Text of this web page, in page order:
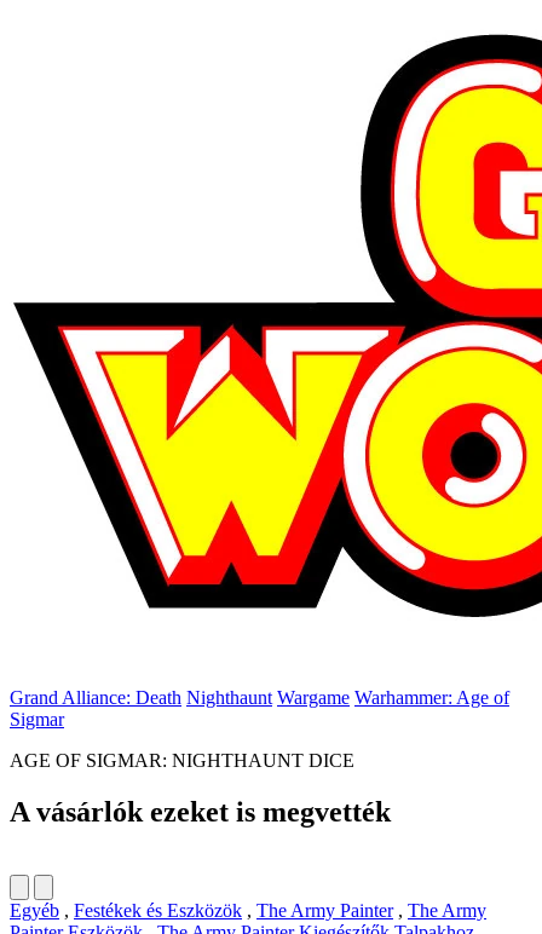
Grand Alliance: Death Nighthaunt Wargame Warhammer: Age of
Sigmar
AGE OF SIGMAR: NIGHTHAUNT DICE
A vásárlók ezeket is megvették
Egyéb , Festékek és Eszközök , The Army Painter, The Army